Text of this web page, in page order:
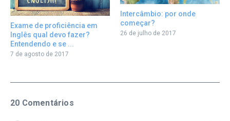
Exame de proficiência em
Inglês qual devo fazer?
Entendendo e se ...
7 de agosto de 2017
Intercâmbio: por onde
começar?
26 de julho de 2017
20 Comentários